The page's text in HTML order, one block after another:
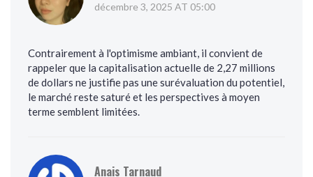
décembre 3, 2025 AT 05:00
Contrairement à l'optimisme ambiant, il convient de
rappeler que la capitalisation actuelle de 2,27 millions
de dollars ne justifie pas une surévaluation du potentiel,
le marché reste saturé et les perspectives à moyen
terme semblent limitées.
Anais Tarnaud